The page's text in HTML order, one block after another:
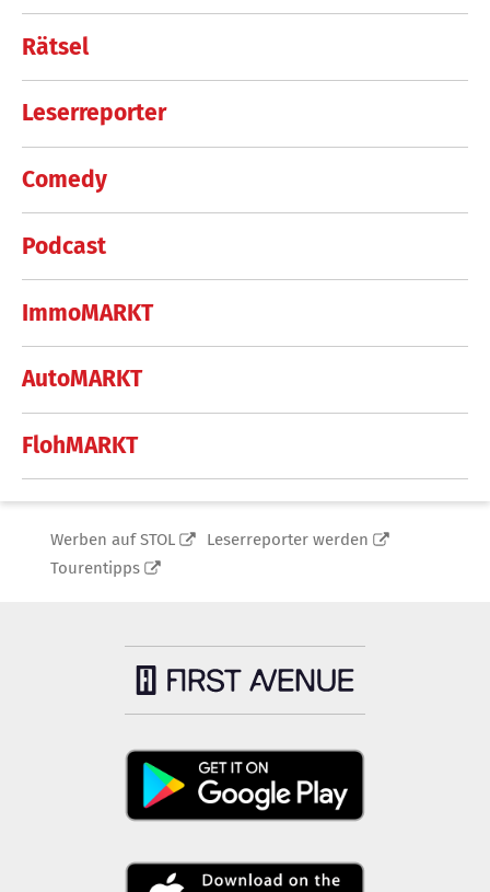
Rätsel
Leserreporter
Comedy
Podcast
ImmoMARKT
AutoMARKT
FlohMARKT
Werben auf STOL
Leserreporter werden
Tourentipps